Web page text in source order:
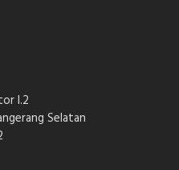
I.2
Selatan